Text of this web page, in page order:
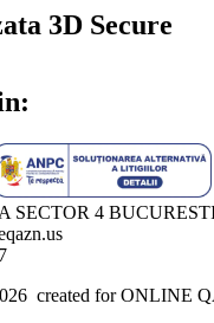
3D Secure
SECTOR 4
created for ONLINE